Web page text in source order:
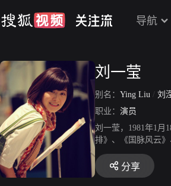
导航
刘一莹
别名： Ying Liu / 刘
职业： 演员
刘一莹，1981年1月
排》、《国脉风云》
分享